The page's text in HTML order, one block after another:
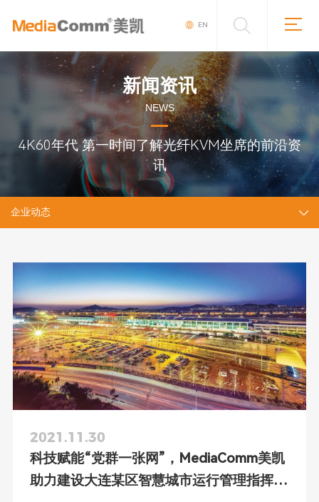
EN
新闻资讯
NEWS
4K60年代 第一时间了解光纤KVM坐席的前沿资
讯
企业动态
2021.11.30
科技赋能“党群一张网”，MediaComm美凯
助力建设大连某区智慧城市运行管理指挥中